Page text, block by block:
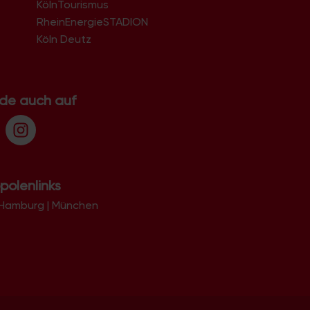
51069
51103
51107
51147
KölnTourismus
RheinEnergieSTADION
Köln Deutz
auch auf
| München